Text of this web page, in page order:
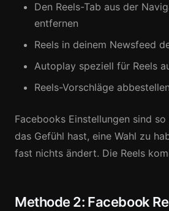
Den Reels-Tab aus der
entfernen
Reels in deinem Newsfeed
Autoplay speziell für Reels
Reels-Vorschläge abbestellen
Facebooks Einstellungen sind
das Gefühl hast, eine Wahl zu
fast nichts ändert. Die Reels
Methode 2: Facebook